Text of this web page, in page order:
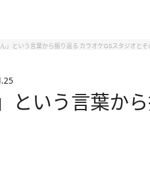
ん」という言葉から振り返る カラオケGSスタジオと
という言葉か